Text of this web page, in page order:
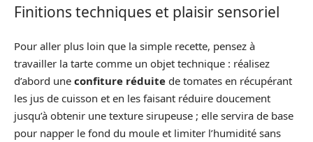
Finitions techniques et plaisir sensoriel
Pour aller plus loin que la simple recette, pensez à
travailler la tarte comme un objet technique : réalisez
d’abord une confiture réduite de tomates en récupérant
les jus de cuisson et en les faisant réduire doucement
jusqu’à obtenir une texture sirupeuse ; elle servira de base
pour napper le fond du moule et limiter l’humidité sans